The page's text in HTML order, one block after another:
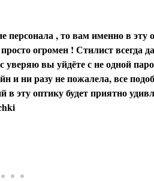
, то вам именно в эту
огромен ! Стилист всегда
вы уйдёте с не одной
и ни разу не пожалела, все
эту оптику будет приятно